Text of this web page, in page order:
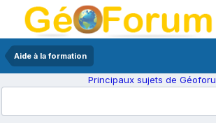
Aide à la formation
Principaux sujets de